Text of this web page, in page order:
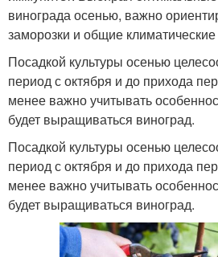
винограда осенью, важно
заморозки и общие
Посадкой культуры осенью
период с октября и до прихода
менее важно учитывать
будет выращиваться виноград.
Посадкой культуры осенью
период с октября и до прихода
менее важно учитывать
будет выращиваться виноград.